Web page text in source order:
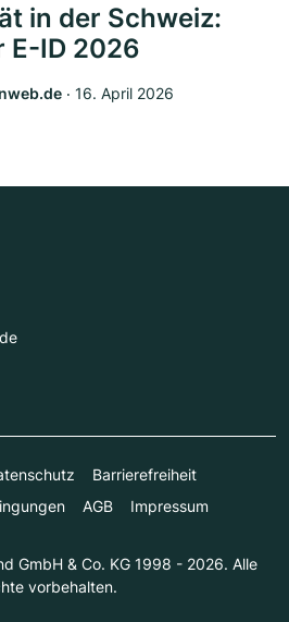
in der Schweiz:
E-ID 2026
‧ 16. April 2026
Barrierefreiheit
AGB Impressum
GmbH & Co. KG 1998 - 2026. Alle
vorbehalten.